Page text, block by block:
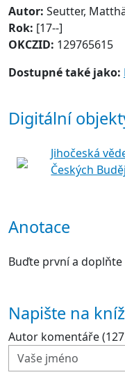
Autor: Seutter,
Rok: [17--]
OKCZID: 129765615
Dostupné také jako:
Digitální
Jihočeská
Českých
Anotace
Buďte první a
Napište na
Autor komentáře